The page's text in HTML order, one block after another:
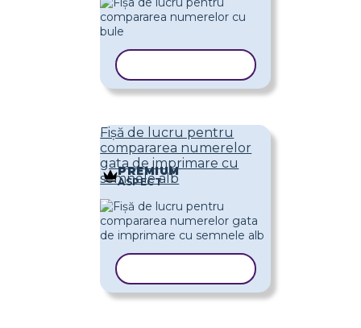
Fișă de lucru pentru
compararea numerelor
gata de imprimare cu
semnele alb
PREMIUM
ASPECT